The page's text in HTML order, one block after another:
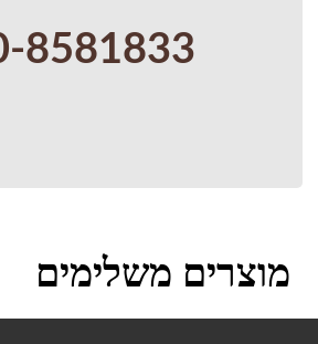
8581833
מוצרים משלימים